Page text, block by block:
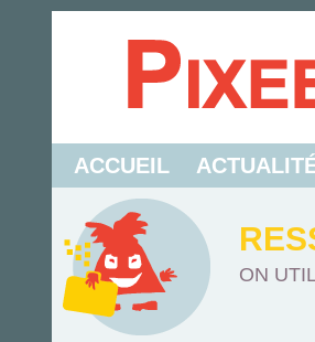
ACCUEIL
ON